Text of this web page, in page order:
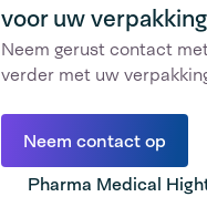
voor uw
Neem gerust contact
verder met uw
Neem contact op
Pharma Medical